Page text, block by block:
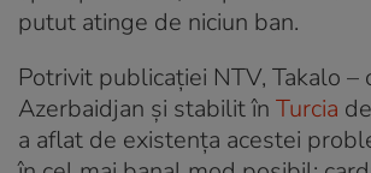
putut atinge de niciun ban.
Potrivit publicației NTV, Takalo –
Azerbaidjan și stabilit în Turcia
a aflat de existența acestei